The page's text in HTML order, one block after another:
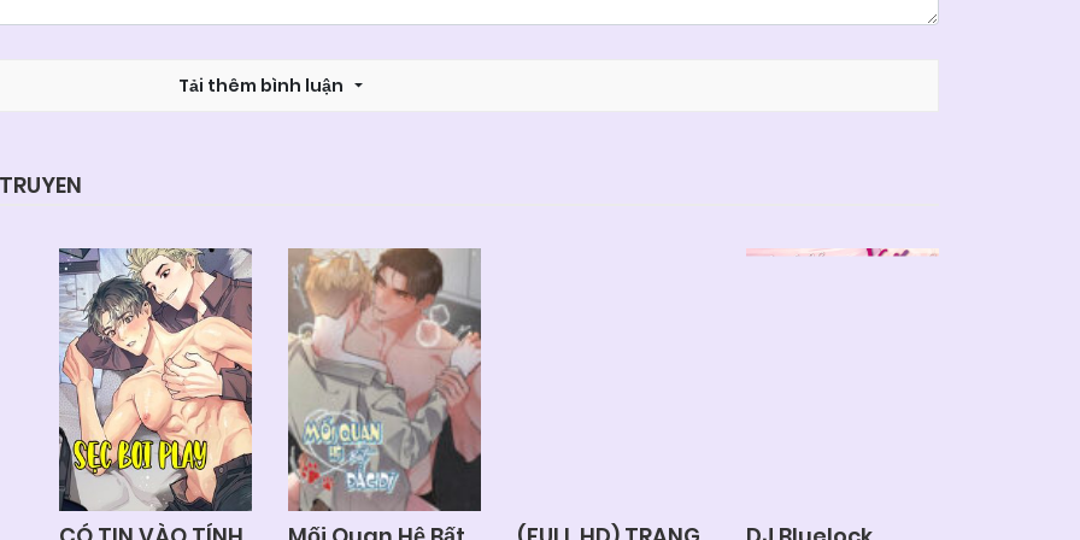
Chapter 75
Chapter 71 25/06/2026
Chapter 69 25/06/2026
Chapter 67 25/06/2026
Chapter 65 25/06/2026
Tải thêm bình luận